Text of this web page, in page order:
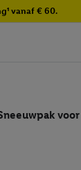
vanaf € 60.